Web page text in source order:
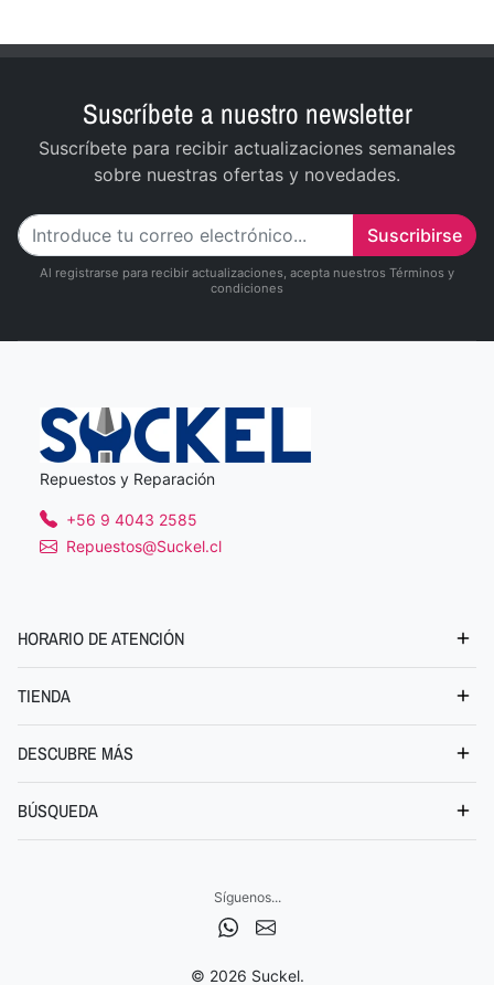
Suscríbete a nuestro newsletter
Suscríbete para recibir actualizaciones semanales
sobre nuestras ofertas y novedades.
Suscribirse
Al registrarse para recibir actualizaciones, acepta nuestros Términos y
condiciones
Repuestos y Reparación
+56 9 4043 2585
Repuestos@Suckel.cl
HORARIO DE ATENCIÓN
TIENDA
DESCUBRE MÁS
BÚSQUEDA
Síguenos...
© 2026 Suckel.